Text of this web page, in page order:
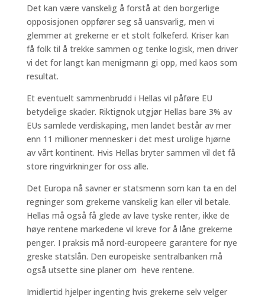
Det kan være vanskelig å forstå at den borgerlige
opposisjonen oppfører seg så uansvarlig, men vi
glemmer at grekerne er et stolt folkeferd. Kriser kan
få folk til å trekke sammen og tenke logisk, men driver
vi det for langt kan menigmann gi opp, med kaos som
resultat.
Et eventuelt sammenbrudd i Hellas vil påføre EU
betydelige skader. Riktignok utgjør Hellas bare 3% av
EUs samlede verdiskaping, men landet består av mer
enn 11 millioner mennesker i det mest urolige hjørne
av vårt kontinent. Hvis Hellas bryter sammen vil det få
store ringvirkninger for oss alle.
Det Europa nå savner er statsmenn som kan ta en del
regninger som grekerne vanskelig kan eller vil betale.
Hellas må også få glede av lave tyske renter, ikke de
høye rentene markedene vil kreve for å låne grekerne
penger. I praksis må nord-europeere garantere for nye
greske statslån. Den europeiske sentralbanken må
også utsette sine planer om heve rentene.
Imidlertid hjelper ingenting hvis grekerne selv velger